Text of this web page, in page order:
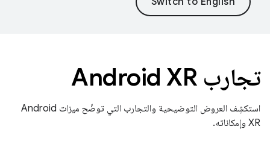
تجارب Android XR
استكشِف العروض التوضيحية والتجارب التي توضّح ميزات Android
XR وإمكاناته.